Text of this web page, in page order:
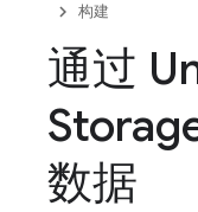
构建
通过
数据